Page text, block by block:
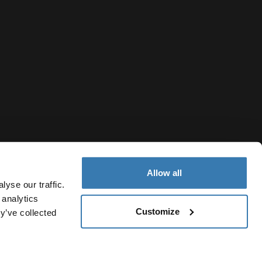
our traffic.
collected
Allow all
Customize
plików cookie Ustawienia plików cookie